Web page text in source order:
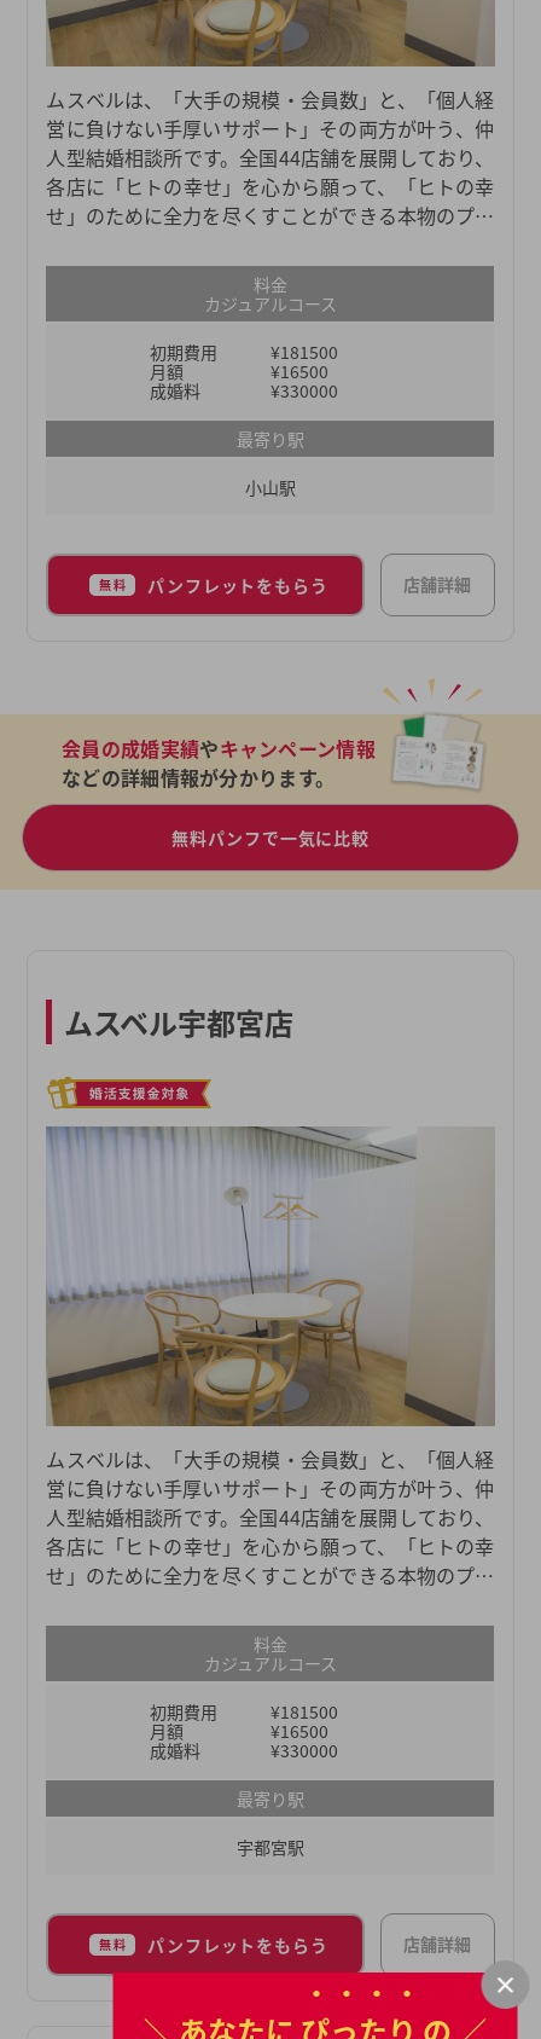
ムスベルは、「大手の規模・会員数」と、「個人経
営に負けない手厚いサポート」その両方が叶う、仲
人型結婚相談所です。全国44店舗を展開しており、
各店に「ヒトの幸せ」を心から願って、「ヒトの幸
せ」のために全力を尽くすことができる本物のプロ
りの幸せを真剣に考え、真摯に向き合い、親身に寄
り添い、全力でサポートしているからこそ、これま
でにマニュアルにはない柔軟なサポートも数多く見
てきました。それがなければ成婚につながらなかっ
たという事例も数多くございます。ムスベルの仲人
が、あなたの婚活をご成婚までしっかり伴走させて
料金
カジュアルコース
初期費用
¥181500
月額
¥16500
成婚料
¥330000
最寄り駅
小山駅
無料 パンフレットをもらう 店舗詳細
会員の成婚実績やキャンペーン情報
などの詳細情報が分かります。
無料パンフで一気に比較
ムスベル宇都宮店
ムスベルは、「大手の規模・会員数」と、「個人経
営に負けない手厚いサポート」その両方が叶う、仲
人型結婚相談所です。全国44店舗を展開しており、
各店に「ヒトの幸せ」を心から願って、「ヒトの幸
せ」のために全力を尽くすことができる本物のプロ
りの幸せを真剣に考え、真摯に向き合い、親身に寄
り添い、全力でサポートしているからこそ、これま
でにマニュアルにはない柔軟なサポートも数多く見
てきました。それがなければ成婚につながらなかっ
たという事例も数多くございます。ムスベルの仲人
が、あなたの婚活をご成婚までしっかり伴走させて
料金
カジュアルコース
初期費用
¥181500
月額
¥16500
成婚料
¥330000
最寄り駅
宇都宮駅
無料 パンフレットをもらう 店舗詳細
＼ あなたに ぴったり の ／